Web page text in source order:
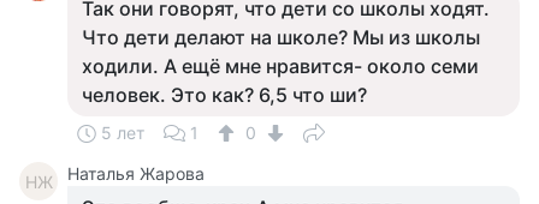
Так они говорят, что дети со школы ходят.
Что дети делают на школе? Мы из школы
ходили. А ещё мне нравится- около семи
человек. Это как? 6,5 что ши?
5 лет 1 0
НЖ Наталья Жарова